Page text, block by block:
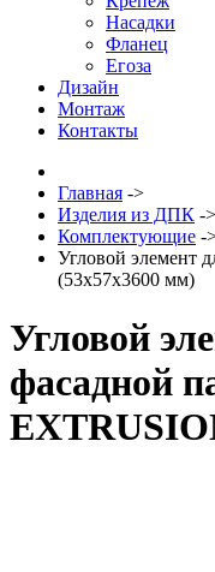
Насадки
Фланец
Егоза
Дизайн
Монтаж
Контакты
Главная ->
Изделия из ДПК ->
Комплектующие -
Угловой элемент
(53х57х3600 мм)
Угловой
фасадной